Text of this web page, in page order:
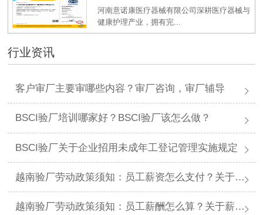
河南意诺康医疗器械有限公司深耕医疗器械与
健康护理产业，拥有完...
行业资讯
客户审厂主要审哪些内容？审厂咨询，审厂辅导
BSCI验厂培训哪家好？BSCI验厂该怎么做？
BSCI验厂关于企业招用未成年工登记管理实施规定
越南验厂劳动政策须知：员工薪资怎么支付？关于薪资支付有哪些规定呢？
越南验厂劳动政策须知：员工薪酬怎么算？关于薪酬有哪些规定呢？​